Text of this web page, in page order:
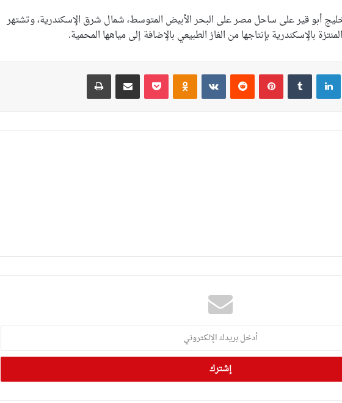
أبو قير على ساحل مصر على البحر الأبيض المتوسط، شمال شرق الإسكندرية، وتشتهر
بالإسكندرية بإنتاجها من الغاز الطبيعي بالإضافة إلى مياهها المحمية.
لينكدإن بينتيريست Odnoklassniki
‫Pocket مشاركة عبر البريد طباعة